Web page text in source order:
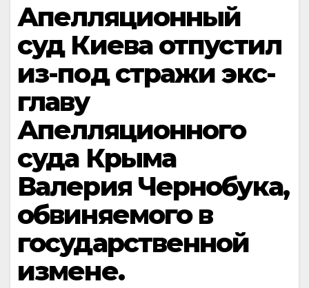
Апелляционный
суд Киева отпустил
из-под стражи экс-
главу
Апелляционного
суда Крыма
Валерия Чернобука,
обвиняемого в
государственной
измене.